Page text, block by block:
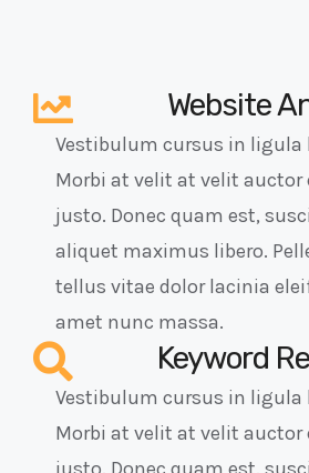
Website
Vestibulum cursus in ligula
Morbi at velit at velit
justo. Donec quam est,
aliquet maximus libero.
tellus vitae dolor lacinia
amet nunc massa.
Keyword
Vestibulum cursus in ligula
Morbi at velit at velit